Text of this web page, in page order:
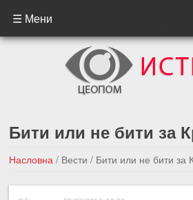
☰ Мени
Бити или не бити за
Насловна / Вести/ Бити или не бити за
←Претходна